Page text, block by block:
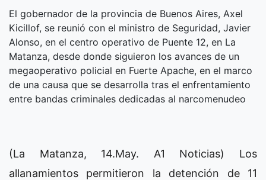
El gobernador de la provincia de Buenos Aires, Axel
Kicillof, se reunió con el ministro de Seguridad, Javier
Alonso, en el centro operativo de Puente 12, en La
Matanza, desde donde siguieron los avances de un
megaoperativo policial en Fuerte Apache, en el marco
de una causa que se desarrolla tras el enfrentamiento
entre bandas criminales dedicadas al narcomenudeo
(La Matanza, 14.May. A1 Noticias) Los
allanamientos permitieron la detención de 11